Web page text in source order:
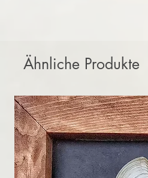
Ähnliche Produkte